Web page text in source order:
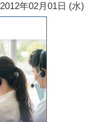
2012年02月01日 (水)